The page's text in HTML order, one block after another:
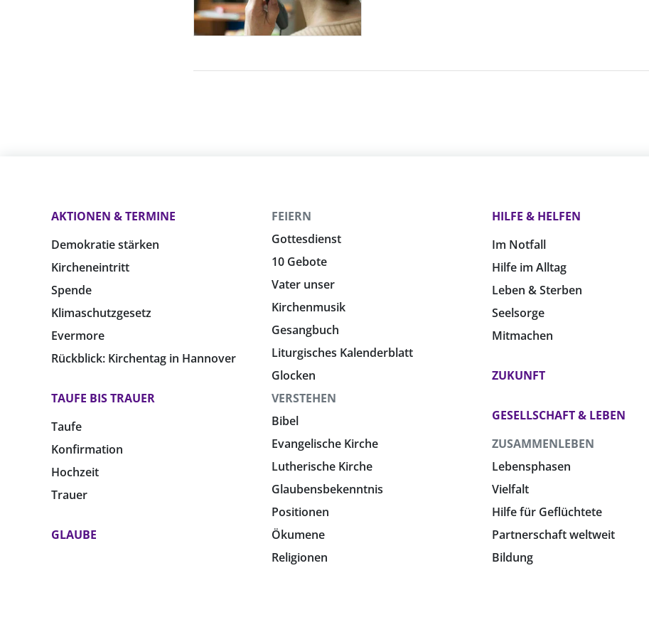
AKTIONEN & TERMINE
Demokratie stärken
Kircheneintritt
Spende
Klimaschutzgesetz
Evermore
Rückblick: Kirchentag in Hannover
TAUFE BIS TRAUER
Taufe
Konfirmation
Hochzeit
Trauer
GLAUBE
FEIERN
Gottesdienst
10 Gebote
Vater unser
Kirchenmusik
Gesangbuch
Liturgisches Kalenderblatt
Glocken
VERSTEHEN
Bibel
Evangelische Kirche
Lutherische Kirche
Glaubensbekenntnis
Positionen
Ökumene
Religionen
HILFE & HELFEN
Im Notfall
Hilfe im Alltag
Leben & Sterben
Seelsorge
Mitmachen
ZUKUNFT
GESELLSCHAFT & LEBEN
ZUSAMMENLEBEN
Lebensphasen
Vielfalt
Hilfe für Geflüchtete
Partnerschaft weltweit
Bildung